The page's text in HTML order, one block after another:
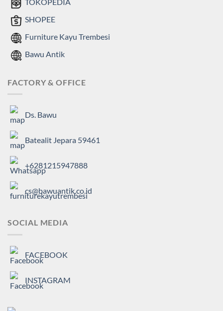
TOKOPEDIA
SHOPEE
Furniture Kayu Trembesi
Bawu Antik
FACTORY & OFFICE
Ds. Bawu
Batealit Jepara 59461
+6281215947888
cs@bawuantik.co.id
SOCIAL MEDIA
FACEBOOK
INSTAGRAM